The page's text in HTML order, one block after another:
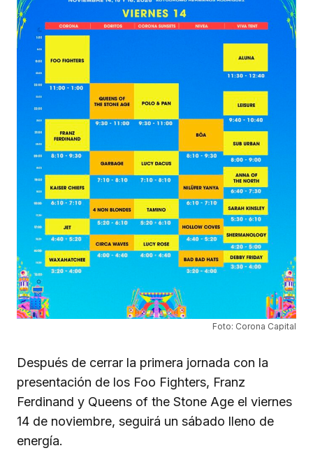
Foto: Corona Capital
Después de cerrar la primera jornada con la
presentación de los Foo Fighters, Franz
Ferdinand y Queens of the Stone Age el viernes
14 de noviembre, seguirá un sábado lleno de
energía.